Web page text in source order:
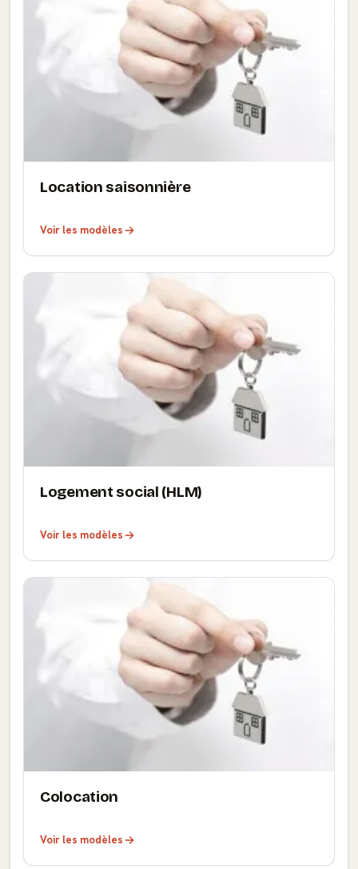
Location saisonnière
Voir les modèles
Logement social (HLM)
Voir les modèles
Colocation
Voir les modèles